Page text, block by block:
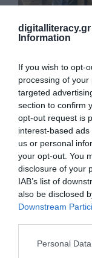
digitalliteracy.gr
Information
If you wish to opt-
processing of
targeted
section to confirm
opt-out request is
interest-based
us or personal
your opt-out. You
disclosure of your
IAB’s list of
also be disclosed
Downstream
Personal
Δήμο Αλίμου
Υψηλή συμμετοχή,
από τους